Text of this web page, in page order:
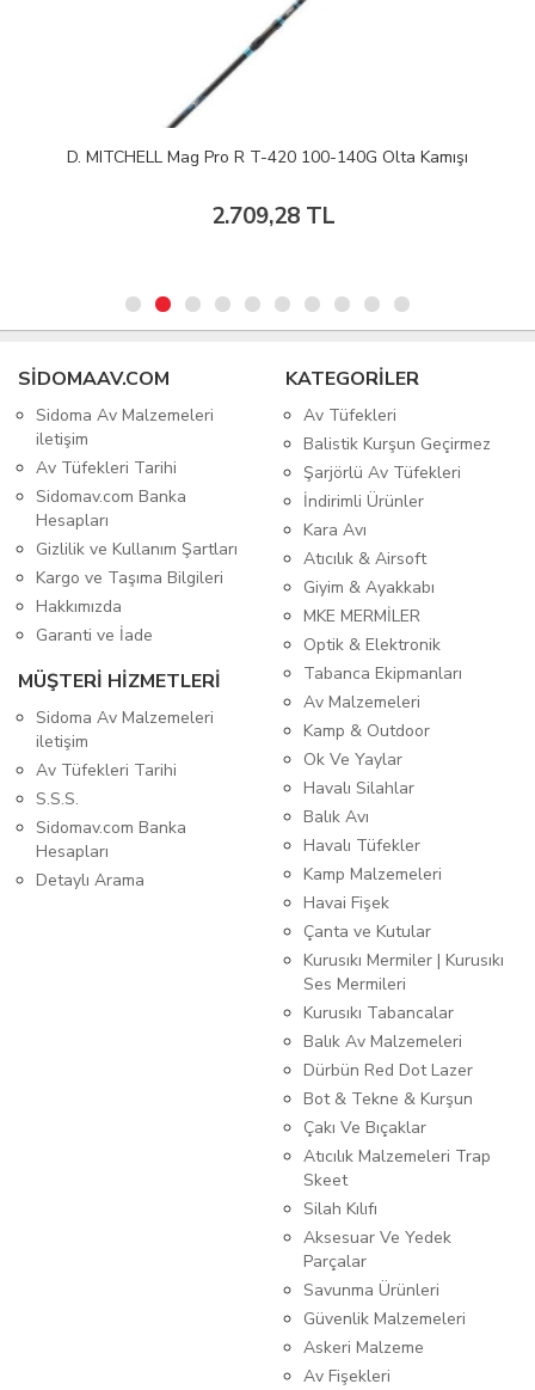
D. MITCHELL Mag Pro R T-420 100-140G Olta Kamışı
2.709,28 TL
SIDOMAAV.COM
Sidoma Av Malzemeleri
iletişim
Av Tüfekleri Tarihi
Sidomav.com Banka
Hesapları
Gizlilik ve Kullanım Şartları
Kargo ve Taşıma Bilgileri
Hakkımızda
Garanti ve İade
MÜŞTERİ HİZMETLERİ
Sidoma Av Malzemeleri
iletişim
Av Tüfekleri Tarihi
S.S.S.
Sidomav.com Banka
Hesapları
Detaylı Arama
KATEGORİLER
Av Tüfekleri
Balistik Kurşun Geçirmez
Şarjörlü Av Tüfekleri
İndirimli Ürünler
Kara Avı
Atıcılık & Airsoft
Giyim & Ayakkabı
MKE MERMİLER
Optik & Elektronik
Tabanca Ekipmanları
Av Malzemeleri
Kamp & Outdoor
Ok Ve Yaylar
Havalı Silahlar
Balık Avı
Havalı Tüfekler
Kamp Malzemeleri
Havai Fişek
Çanta ve Kutular
Kurusıkı Mermiler | Kurusıkı
Ses Mermileri
Kurusıkı Tabancalar
Balık Av Malzemeleri
Dürbün Red Dot Lazer
Bot & Tekne & Kurşun
Çakı Ve Bıçaklar
Atıcılık Malzemeleri Trap
Skeet
Silah Kılıfı
Aksesuar Ve Yedek
Parçalar
Savunma Ürünleri
Güvenlik Malzemeleri
Askeri Malzeme
Av Fişekleri